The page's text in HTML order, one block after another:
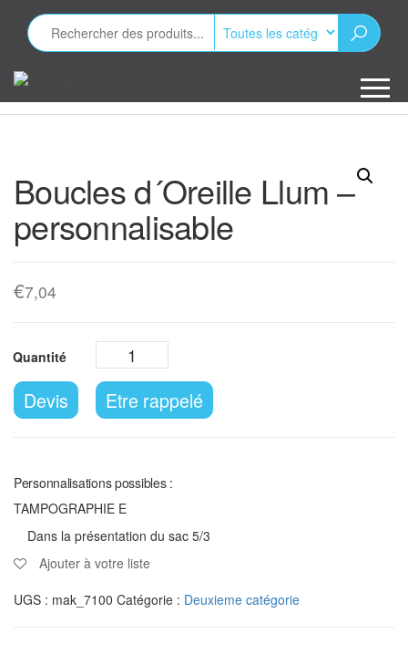
contenu
publicitaires
Boucles d´Oreille Llum –
personnalisable
€7,04
Devis Etre rappelé
Personnalisations possibles :
TAMPOGRAPHIE E
Dans la présentation du sac 5/3
Ajouter à votre liste
UGS : mak_7100 Catégorie : Deuxieme catégorie